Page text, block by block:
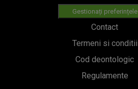
Gestionați preferințele
Contact
Termeni si conditii
Cod deontologic
Regulamente